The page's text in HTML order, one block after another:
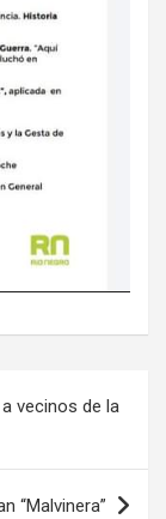
vecinos de la
“Malvinera”